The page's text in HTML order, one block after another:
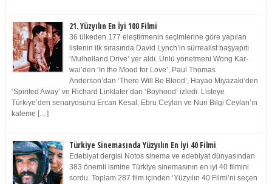
21. Yüzyılın En İyi 100 Filmi
36 ülkeden 177 eleştirmenin seçimlerine göre yapılan
listenin ilk sırasında David Lynch’in sürrealist başyapıtı
‘Mulholland Drive’ yer aldı. Ünlü yönetmeni Wong Kar-
wai’den ‘In the Mood for Love’, Paul Thomas
Anderson’dan ‘There Will Be Blood’, Hayao Miyazaki’den
‘Spirited Away’ ve Richard Linklater’dan ‘Boyhood’ izledi. Listeye
Türkiye’den senaryosunu Ercan Kesal, Ebru Ceylan ve Nuri Bilgi Ceylan’ın
kaleme […]
Türkiye Sinemasında Yüzyılın En İyi 40 Filmi
Edebiyat dergisi Notos sinema ve edebiyat dünyasından
383 önemli ismine Türkiye sinemasının en iyi 40 filmini
sordu. Toplam 287 film içinden ‘Yüzyılın 40 Filmi’ni seçen